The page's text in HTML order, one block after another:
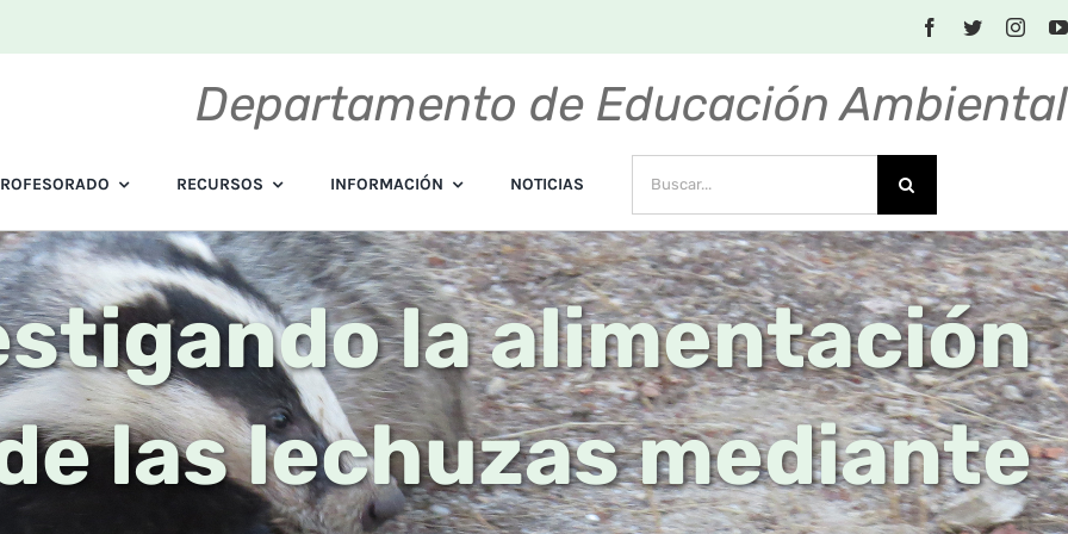
Departamento de Educación Ambiental
RECURSOS INFORMACIÓN NOTICIAS
la alimentación
las lechuzas mediante